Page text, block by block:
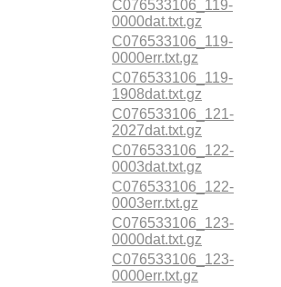
C076533106_119-
0000dat.txt.gz
C076533106_119-
0000err.txt.gz
C076533106_119-
1908dat.txt.gz
C076533106_121-
2027dat.txt.gz
C076533106_122-
0003dat.txt.gz
C076533106_122-
0003err.txt.gz
C076533106_123-
0000dat.txt.gz
C076533106_123-
0000err.txt.gz